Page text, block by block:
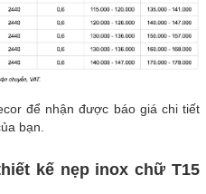
để nhận được báo giá chi tiết
bạn.
kế nẹp inox chữ T15